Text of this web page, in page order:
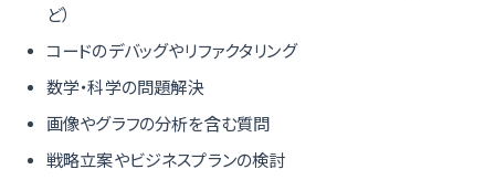
ど）
コードのデバッグやリファクタリング
数学・科学の問題解決
画像やグラフの分析を含む質問
戦略立案やビジネスプランの検討